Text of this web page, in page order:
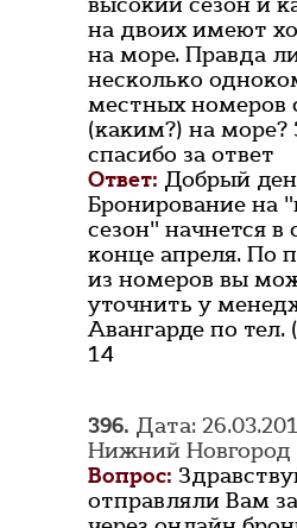
на двоих имеют
на море. Правда
несколько
местных номеров
(каким?) на море?
спасибо за ответ
Ответ: Добрый
Бронирование на
сезон" начнется в
конце апреля. По
из номеров вы
уточнить у
Авангарде по тел.
14
396. Дата:
Нижний Новгород
Вопрос:
отправляли Вам